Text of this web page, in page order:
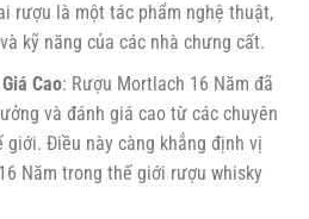
rượu là một tác phẩm nghệ thuật,
kỹ năng của các nhà chưng cất.
Cao: Rượu Mortlach 16 Năm đã
và đánh giá cao từ các chuyên
Điều này càng khẳng định vị
Năm trong thế giới rượu whisky